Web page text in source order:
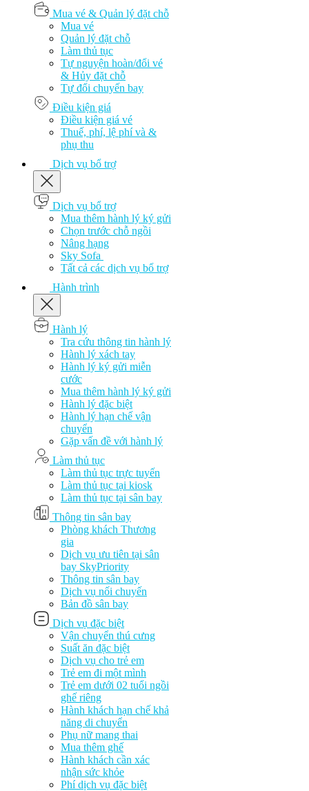
Mua vé & Quản lý đặt chỗ
Mua vé
Quản lý đặt chỗ
Làm thủ tục
Tự nguyện hoàn/đổi vé
& Hủy đặt chỗ
Tự đổi chuyến bay
Điều kiện giá
Điều kiện giá vé
Thuế, phí, lệ phí và &
phụ thu
Dịch vụ bổ trợ
Dịch vụ bổ trợ
Mua thêm hành lý ký gửi
Chọn trước chỗ ngồi
Nâng hạng
Sky Sofa
Tất cả các dịch vụ bổ trợ
Hành trình
Hành lý
Tra cứu thông tin hành lý
Hành lý xách tay
Hành lý ký gửi miễn
cước
Mua thêm hành lý ký gửi
Hành lý đặc biệt
Hành lý hạn chế vận
chuyển
Gặp vấn đề với hành lý
Làm thủ tục
Làm thủ tục trực tuyến
Làm thủ tục tại kiosk
Làm thủ tục tại sân bay
Thông tin sân bay
Phòng khách Thương
gia
Dịch vụ ưu tiên tại sân
bay SkyPriority
Thông tin sân bay
Dịch vụ nối chuyến
Bản đồ sân bay
Dịch vụ đặc biệt
Vận chuyển thú cưng
Suất ăn đặc biệt
Dịch vụ cho trẻ em
Trẻ em đi một mình
Trẻ em dưới 02 tuổi ngồi
ghế riêng
Hành khách hạn chế khả
năng di chuyển
Phụ nữ mang thai
Mua thêm ghế
Hành khách cần xác
nhận sức khỏe
Phí dịch vụ đặc biệt